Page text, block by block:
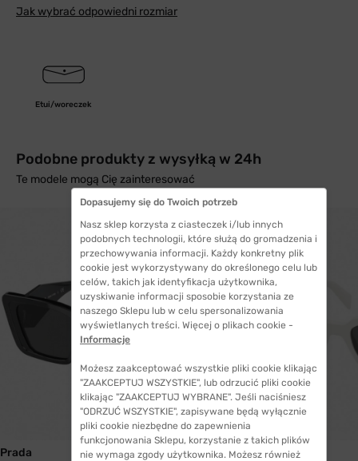
Jak wybrać odpowiedni rozmiar
Etui/woreczek
Podobne produkty z wysyłką w 24h
Te modele mogą Cię zainteresować
Prada Prada
Dopasujemy się do Twoich potrzeb
Nasz sklep korzysta z ciasteczek i/lub innych
podobnych technologii, które służą do gromadzenia i
przechowywania informacji. Każdy konkretny plik
cookie jest wykorzystywany do określonego celu lub
celów, takich jak identyfikacja użytkownika,
uzyskiwanie informacji sposobie korzystania ze
naszego Sklepu lub w celu spersonalizowania
wyświetlanych treści. Więcej o plikach cookie -
Informacje
Możesz zaakceptować wszystkie pliki cookie klikając
"ZAAKCEPTUJ WSZYSTKIE", lub odrzucić pliki cookie
klikając "ZAAKCEPTUJ WYBRANE". Jeśli naciśniesz
"ODRZUĆ WSZYSTKIE", zapisywane będą wyłącznie
pliki cookie niezbędne do zapewnienia
funkcjonowania Sklepu, korzystanie z takich plików
nie wymaga zgody użytkownika. Możesz również